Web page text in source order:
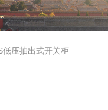
低压抽出式开关柜